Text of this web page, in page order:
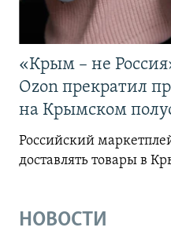
«Крым – не
Ozon прекратил
на Крымском
Российский
доставлять товары в
НОВОСТИ